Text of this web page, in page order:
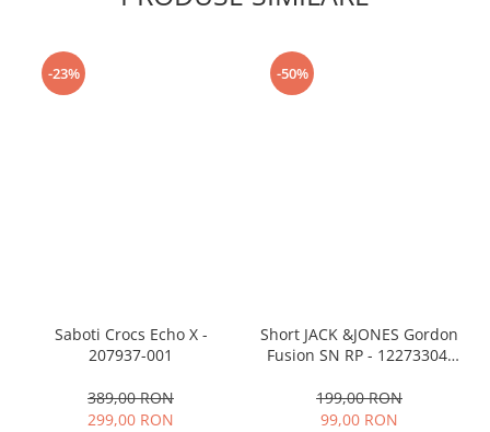
-23%
Saboti Crocs Echo X -
207937-001
389,00 RON
299,00 RON
-50%
Short JACK &JONES Gordon
Fusion SN RP - 12273304-
199,00 RON
99,00 RON